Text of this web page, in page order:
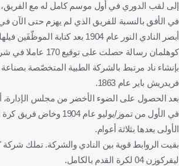
إلى لقب الدوري في أول موسم كامل له مع الفريق، مع
في الأفق بالنسبة للفريق الذي لم يهزم حتى الآن
أبصر النادي النور عام 1904 بعد
كوهلمان رسالة حصلت على
بإنشاء ناد مرتبط بالشركة الطبية المتخصّصة
فريدريش باير عام 1863.
في الأول من تموز/يوليو عام
الأولى بعدها بثلاثة أعوام.
بقيت الروابط قوية بين النادي والشركة. تملك شركة
ليفركوزن 04 لكرة القدم بالكامل.